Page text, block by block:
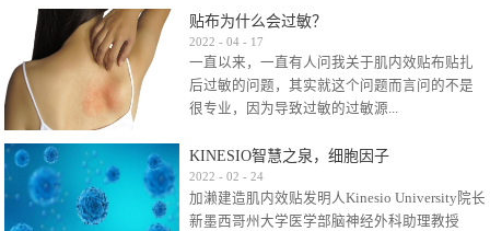
贴布为什么会过敏？
2022 - 04 - 17
一直以来，一直有人问我关于肌内效贴布贴扎
后过敏的问题，其实就这个问题而言问的不是
很专业，因为导致过敏的过敏源...
很多，比如试穿件衣服有时都会过敏，特定条
件下吃东西有时也会过敏，难道不吃不穿了？
其他品牌的在此我们不予评价，就KINESIO肌内
KINESIO智慧之泉，细胞因子
2022 - 02 - 24
加濑建造肌内效贴发明人Kinesio University院长
新墨西哥州大学医学部脑神经外科助理教授